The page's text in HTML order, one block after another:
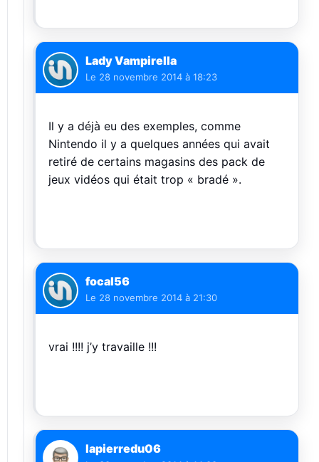
Lady Vampirella
Le 28 novembre 2014 à 18:23
Il y a déjà eu des exemples, comme
Nintendo il y a quelques années qui avait
retiré de certains magasins des pack de
jeux vidéos qui était trop « bradé ».
focal56
Le 28 novembre 2014 à 21:30
vrai !!!! j’y travaille !!!
lapierredu06